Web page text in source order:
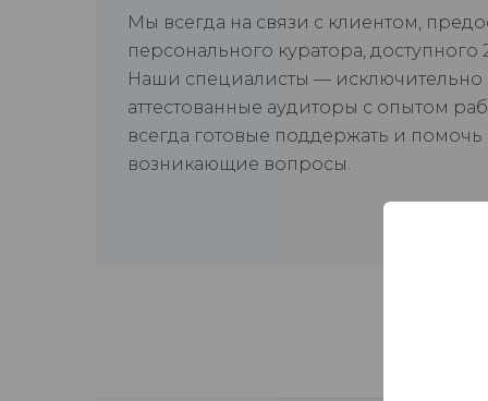
Мы всегда на связи с клиентом,
персонального куратора, доступного
Наши специалисты — исключительно
аттестованные аудиторы с опытом
всегда готовые поддержать и
возникающие вопросы.